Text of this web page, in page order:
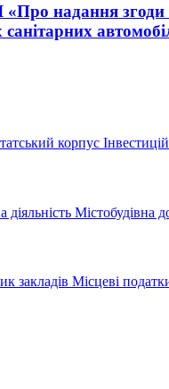
надання
корпус
діяльність Містобудівна
закладів Місцеві